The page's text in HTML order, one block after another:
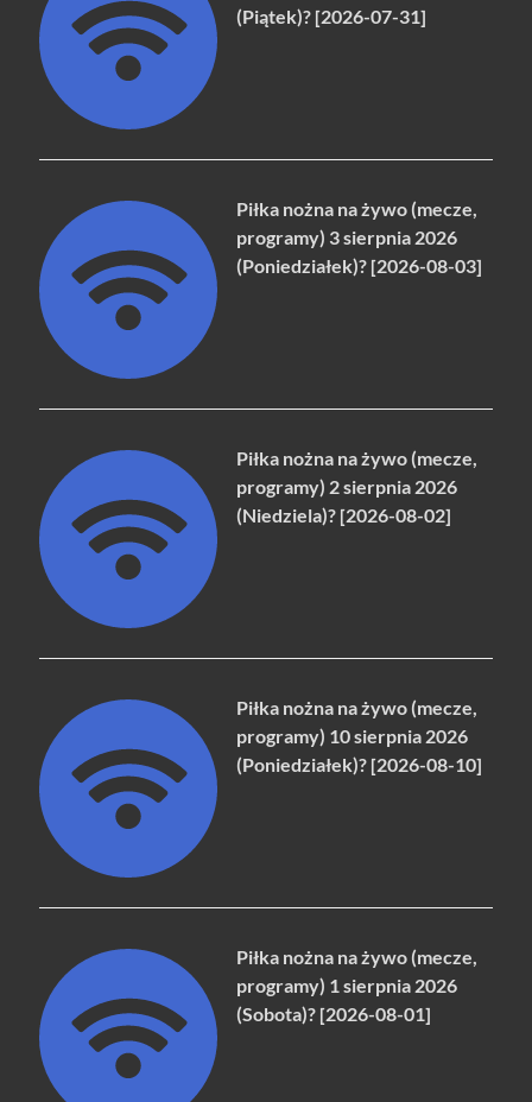
(Piątek)? [2026-07-31]
Piłka nożna na żywo (mecze,
programy) 3 sierpnia 2026
(Poniedziałek)? [2026-08-03]
Piłka nożna na żywo (mecze,
programy) 2 sierpnia 2026
(Niedziela)? [2026-08-02]
Piłka nożna na żywo (mecze,
programy) 10 sierpnia 2026
(Poniedziałek)? [2026-08-10]
Piłka nożna na żywo (mecze,
programy) 1 sierpnia 2026
(Sobota)? [2026-08-01]